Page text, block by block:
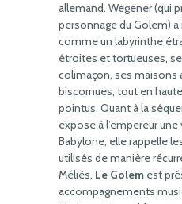
allemand. Wegener (qui
personnage du Golem)
comme un labyrinthe
étroites et tortueuses,
colimaçon, ses maisons
biscornues, tout en
pointus. Quant à la
expose à l’empereur une
Babylone, elle rappelle
utilisés de manière
Méliès. Le Golem est
accompagnements